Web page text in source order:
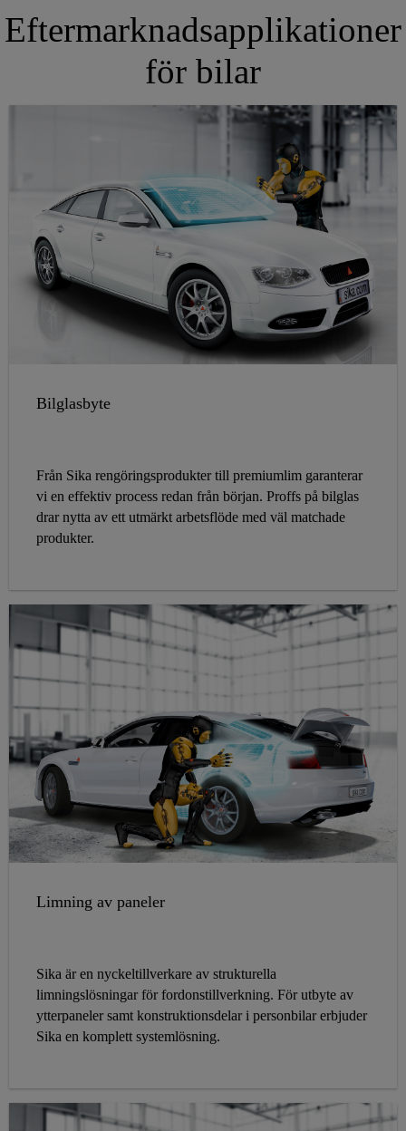
Eftermarknadsapplikationer
för bilar
Bilglasbyte
Från Sika rengöringsprodukter till premiumlim garanterar
vi en effektiv process redan från början. Proffs på bilglas
drar nytta av ett utmärkt arbetsflöde med väl matchade
produkter.
Limning av paneler
Sika är en nyckeltillverkare av strukturella
limningslösningar för fordonstillverkning. För utbyte av
ytterpaneler samt konstruktionsdelar i personbilar erbjuder
Sika en komplett systemlösning.